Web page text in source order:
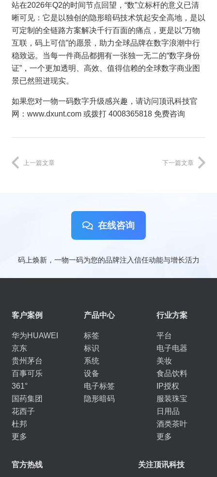
站在2026年Q2的时间节点回望，“数”立标杆的意义已清
晰可见：它是以独创的隐形暗码技术筑起安全高地，是以
可定制的全链路方案解决千行百面的痛点，更是以“万物
互联，码上可信”的愿景，助力全球品牌在数字浪潮中行
稳致远。当每一件商品都拥有一张独一无二的“数字身份
证”，一个更加透明、高效、值得信赖的全球数字商业图
景已然照进现实。
如果您对一物一码数字升级感兴趣，请访问顶讯科技官
网：www.dxunt.com 或拨打 4008365818 免费咨询
上一篇文章 下一篇文章
在线咨询
码上焕新，一物一码为您的品牌注入信任动能与增长活力
客户案例
华为HUAWEI
京东
贵州茅台
百事可乐
361°
国药集团
花西子
杜邦
更多
产品中心
标签
标识
系统
设备
电子标签
隐形暗码
行业方案
平台
电子电器
美妆
食品饮料
IP授权
服装珠宝
日用品
酒类茶叶
更多
官方热线 关注顶讯科技